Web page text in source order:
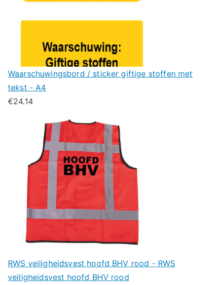
Waarschuwingsbord / sticker giftige stoffen met
tekst - A4
€24.14
RWS veiligheidsvest hoofd BHV rood - RWS
veiligheidsvest hoofd BHV rood